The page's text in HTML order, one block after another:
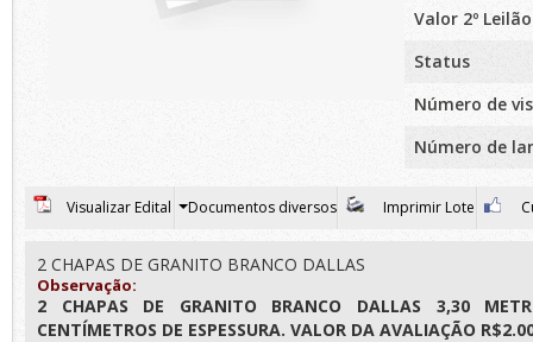
Valor 2º Leilão
Status
Número de
Número de
Visualizar Edital Documentos diversos Imprimir Lote
2 CHAPAS DE GRANITO BRANCO DALLAS
Observação:
2 CHAPAS DE GRANITO BRANCO DALLAS 3,30
CENTÍMETROS DE ESPESSURA. VALOR DA AVALIAÇÃO